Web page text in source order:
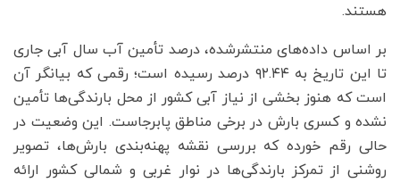
هستند.
بر اساس داده‌های منتشرشده، درصد تأمین آب سال آبی جاری
تا این تاریخ به ۹۲.۴۴ درصد رسیده است؛ رقمی که بیانگر آن
است که هنوز بخشی از نیاز آبی کشور از محل بارندگی‌ها تأمین
نشده و کسری بارش در برخی مناطق پابرجاست. این وضعیت در
حالی رقم خورده که بررسی نقشه پهنه‌بندی بارش‌ها، تصویر
روشنی از تمرکز بارندگی‌ها در نوار غربی و شمالی کشور ارائه